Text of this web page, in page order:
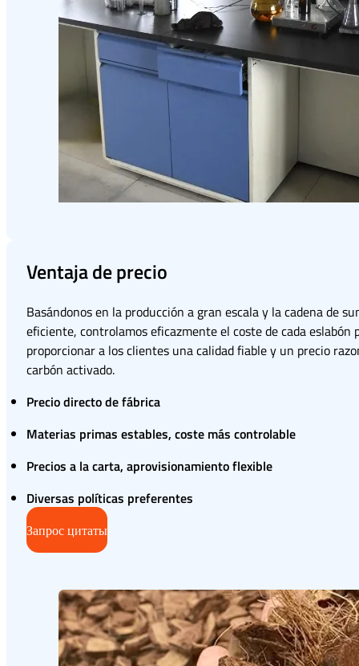
Ventaja de precio
Basándonos en la producción a gran escala y la cadena de
eficiente, controlamos eficazmente el coste de cada eslabón
proporcionar a los clientes una calidad fiable y un precio
carbón activado.
Precio directo de fábrica
Materias primas estables, coste más controlable
Precios a la carta, aprovisionamiento flexible
Diversas políticas preferentes
Запрос цитаты